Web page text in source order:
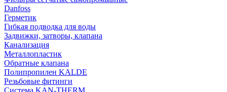
Danfoss
Герметик
Гибкая подводка для воды
Задвижки, затворы, клапана
Канализация
Металлопластик
Обратные клапана
Полипропилен KALDE
Резьбовые фитинги
Система KAN-THERM